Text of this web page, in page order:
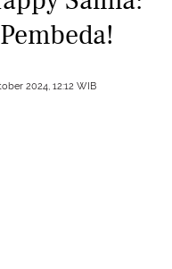
2024, 12:12 WIB